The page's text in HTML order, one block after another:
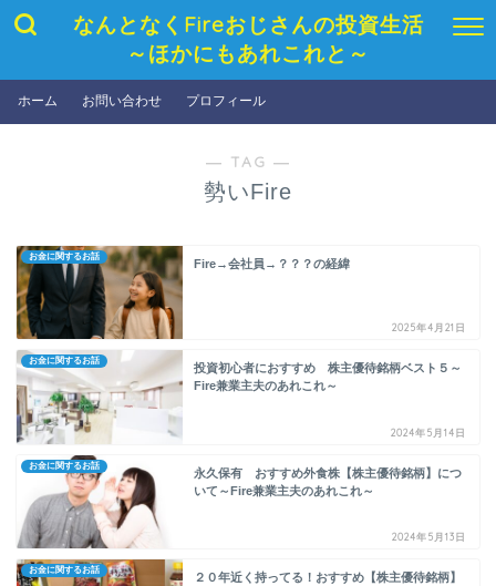
なんとなくFireおじさんの投資生活
～ほかにもあれこれと～
ホーム お問い合わせ プロフィール
― TAG ―
勢いFire
お金に関するお話
Fire→会社員→？？？の経緯
2025年4月21日
お金に関するお話
投資初心者におすすめ 株主優待銘柄ベスト５～
Fire兼業主夫のあれこれ～
2024年5月14日
お金に関するお話
永久保有 おすすめ外食株【株主優待銘柄】につ
いて～Fire兼業主夫のあれこれ～
2024年5月13日
お金に関するお話
２０年近く持ってる！おすすめ【株主優待銘柄】